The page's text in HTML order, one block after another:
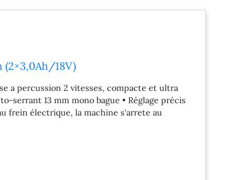
(2×3,0Ah/18V)
a percussion 2 vitesses, compacte et ultra
serrant 13 mm mono bague • Réglage précis
frein électrique, la machine s'arrete au
BHP343, BHP453 (158777-2) • Chargeur
Li-Ion 18V / 3 Ah – BL1830B (197599-5)
de chargement: 0 – 400 / 1300 min?1 •
16 • Impacts par minute (IPM): 0 –